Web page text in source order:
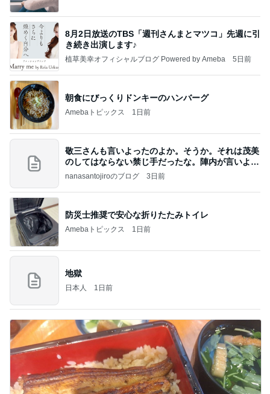
8月2日放送のTBS「週刊さんまとマツコ」先週に引
き続き出演します♪
植草美幸オフィシャルブログ Powered by Ameba 5日前
朝食にびっくりドンキーのハンバーグ
Amebaトピックス 1日前
敬三さんも言いよったのよか。そうか。それは茂美
のしてはならない禁じ手だったな。陣内が言いよる
のよ
nanasantojiroのブログ 3日前
防災士推奨で安心な折りたたみトイレ
Amebaトピックス 1日前
地獄
日本人 1日前